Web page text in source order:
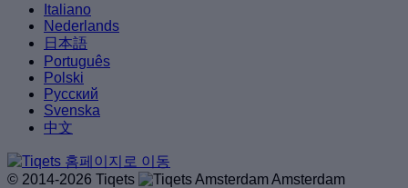
Italiano
Nederlands
日本語
Português
Polski
Русский
Svenska
中文
© 2014-2026 Tiqets
Amsterdam